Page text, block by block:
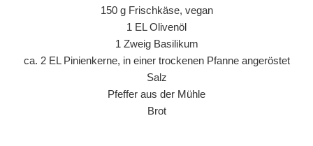
150 g Frischkäse, vegan
1 EL Olivenöl
1 Zweig Basilikum
ca. 2 EL Pinienkerne, in einer trockenen Pfanne angeröstet
Salz
Pfeffer aus der Mühle
Brot